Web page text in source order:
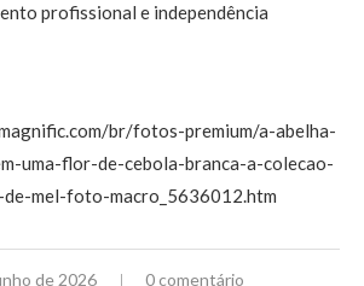
profissional e independência
br/fotos-premium/a-abelha-
uma-flor-de-cebola-branca-a-colecao-
mel-foto-macro_5636012.htm
de 2026 0 comentário